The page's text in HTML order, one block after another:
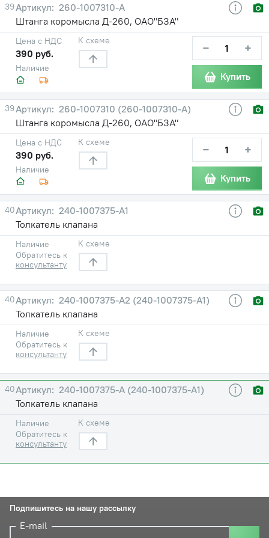
39
260-1007310-А
Штанга коромысла Д-260, ОАО"БЗА"
Наличие
Цена с НДС
390 руб.
К схеме − +
Купить
39
260-1007310 (260-1007310-А)
Штанга коромысла Д-260, ОАО"БЗА"
Наличие
Цена с НДС
390 руб.
К схеме − +
Купить
40
240-1007375-А1
Толкатель клапана
Наличие
Обратитесь к
консультанту
К схеме
40
240-1007375-А2 (240-1007375-А1)
Толкатель клапана
Наличие
Обратитесь к
консультанту
К схеме
40
240-1007375-А (240-1007375-А1)
Толкатель клапана
Наличие
Обратитесь к
консультанту
К схеме
Подпишитесь на нашу рассылку
E-mail